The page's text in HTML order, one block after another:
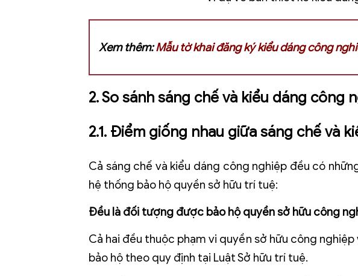
Xem thêm:Mẫu tờ khai đăng ký kiểu dáng công
2. So sánh sáng chế và kiểu dáng công
2.1. Điểm giống nhau giữa sáng chế và
Cả sáng chế và kiểu dáng công nghiệp đều có
hệ thống bảo hộ quyền sở hữu trí tuệ:
Đều là đối tượng được bảo hộ quyền sở hữu công
Cả hai đều thuộc phạm vi quyền sở hữu công
bảo hộ theo quy định tại Luật Sở hữu trí tuệ.